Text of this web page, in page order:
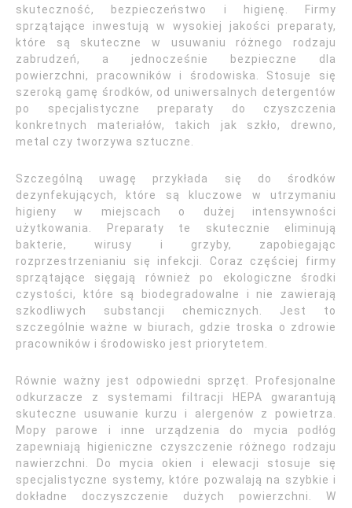
skuteczność, bezpieczeństwo i higienę. Firmy
sprzątające inwestują w wysokiej jakości preparaty,
które są skuteczne w usuwaniu różnego rodzaju
zabrudzeń, a jednocześnie bezpieczne dla
powierzchni, pracowników i środowiska. Stosuje się
szeroką gamę środków, od uniwersalnych detergentów
po specjalistyczne preparaty do czyszczenia
konkretnych materiałów, takich jak szkło, drewno,
metal czy tworzywa sztuczne.
Szczególną uwagę przykłada się do środków
dezynfekujących, które są kluczowe w utrzymaniu
higieny w miejscach o dużej intensywności
użytkowania. Preparaty te skutecznie eliminują
bakterie, wirusy i grzyby, zapobiegając
rozprzestrzenianiu się infekcji. Coraz częściej firmy
sprzątające sięgają również po ekologiczne środki
czystości, które są biodegradowalne i nie zawierają
szkodliwych substancji chemicznych. Jest to
szczególnie ważne w biurach, gdzie troska o zdrowie
pracowników i środowisko jest priorytetem.
Równie ważny jest odpowiedni sprzęt. Profesjonalne
odkurzacze z systemami filtracji HEPA gwarantują
skuteczne usuwanie kurzu i alergenów z powietrza.
Mopy parowe i inne urządzenia do mycia podłóg
zapewniają higieniczne czyszczenie różnego rodzaju
nawierzchni. Do mycia okien i elewacji stosuje się
specjalistyczne systemy, które pozwalają na szybkie i
dokładne doczyszczenie dużych powierzchni. W